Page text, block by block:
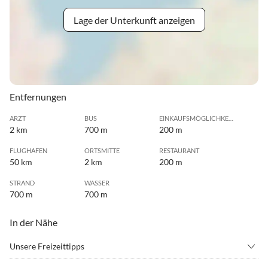
Lage der Unterkunft anzeigen
Entfernungen
ARZT
2 km
BUS
700 m
EINKAUFSMÖGLICHKEIT
200 m
FLUGHAFEN
50 km
ORTSMITTE
2 km
RESTAURANT
200 m
STRAND
700 m
WASSER
700 m
In der Nähe
Unsere Freizeittipps